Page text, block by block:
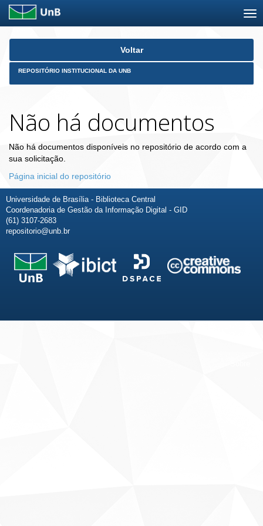
Skip
Voltar
REPOSITÓRIO INSTITUCIONAL DA UNB
Não há documentos
Não há documentos disponíveis no repositório de acordo com a
sua solicitação.
Página inicial do repositório
Universidade de Brasília - Biblioteca Central
Coordenadoria de Gestão da Informação Digital - GID
(61) 3107-2683
repositorio@unb.br